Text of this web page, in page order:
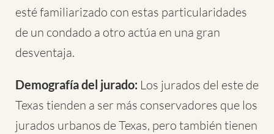
esté familiarizado con estas particularidades
de un condado a otro actúa en una gran
desventaja.
Demografía del jurado: Los jurados del este de
Texas tienden a ser más conservadores que los
jurados urbanos de Texas, pero también tienen